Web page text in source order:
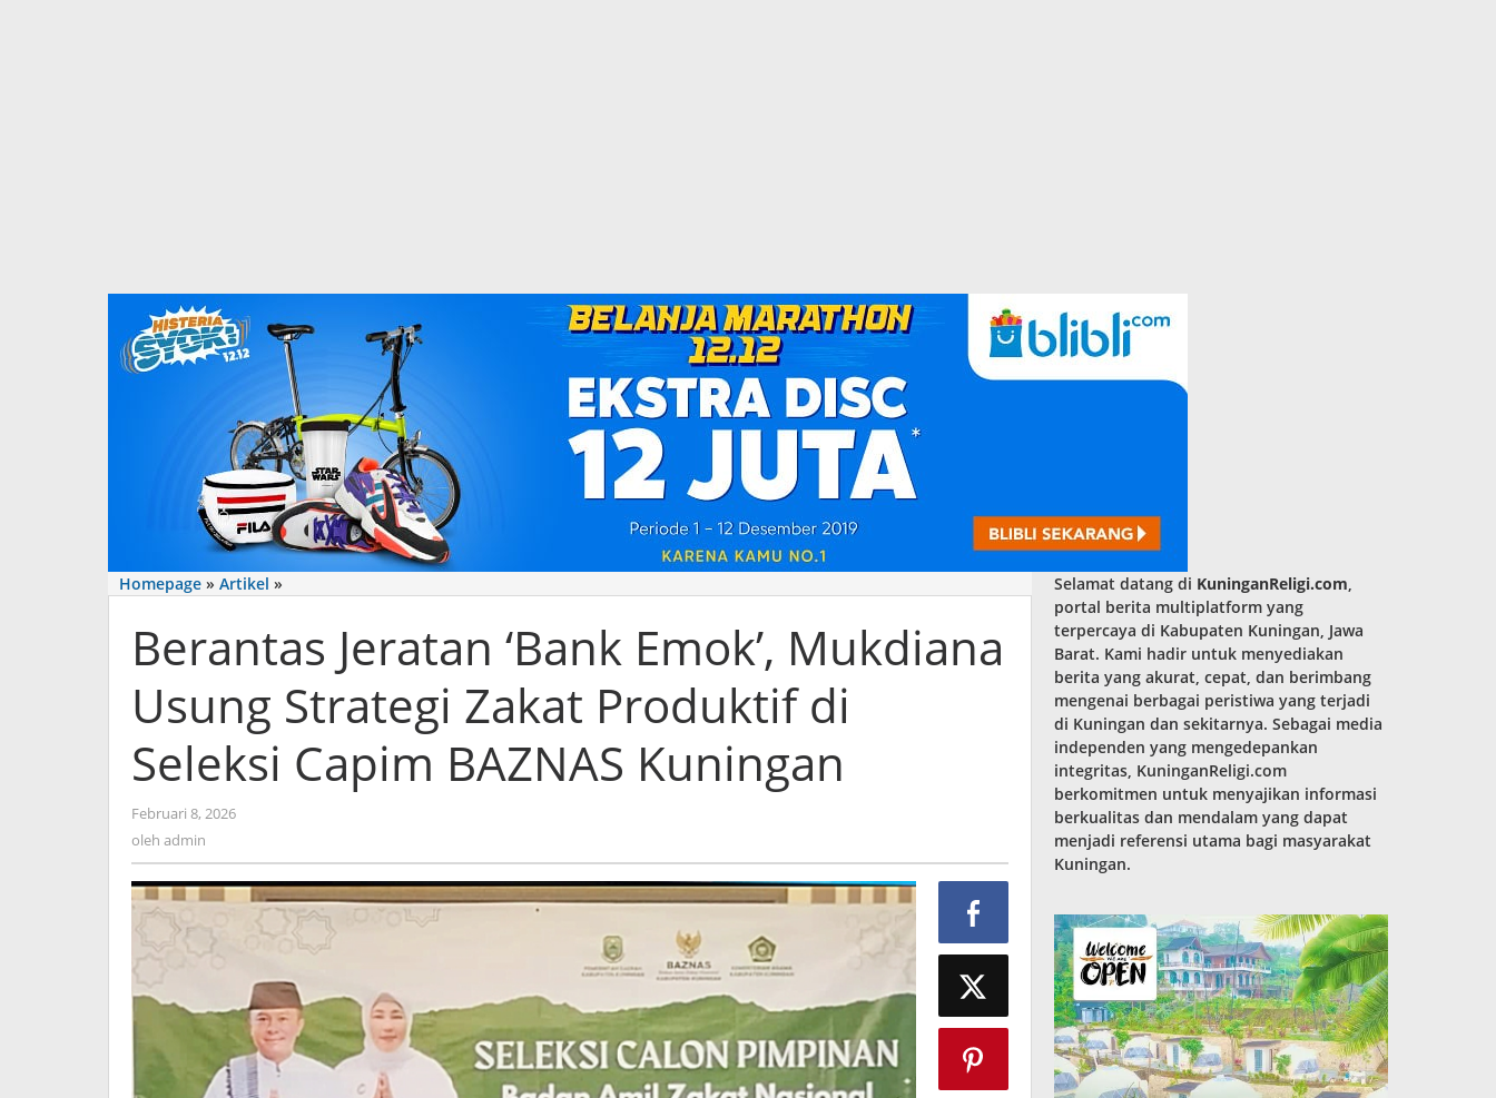
Homepage » Artikel »
Emok',
Mukdiana
Usung
Strategi
Zakat
Produktif
BAZNAS
Kuningan
‎Berantas Jeratan ‘Bank Emok’, Mukdiana
Usung Strategi Zakat Produktif di
Seleksi Capim BAZNAS Kuningan
Februari 8, 2026
oleh admin
Selamat datang di KuninganReligi.com,
portal berita multiplatform yang
terpercaya di Kabupaten Kuningan, Jawa
Barat. Kami hadir untuk menyediakan
berita yang akurat, cepat, dan berimbang
mengenai berbagai peristiwa yang terjadi
di Kuningan dan sekitarnya. Sebagai media
independen yang mengedepankan
integritas, KuninganReligi.com
berkomitmen untuk menyajikan informasi
berkualitas dan mendalam yang dapat
menjadi referensi utama bagi masyarakat
Kuningan.